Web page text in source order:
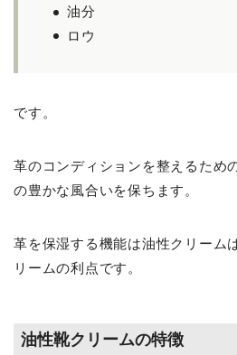
油分
ロウ
です。
革のコンディションを整えるため
の豊かな風合いを保ちます。
革を保湿する機能は油性クリーム
リームの利点です。
油性靴クリームの特徴